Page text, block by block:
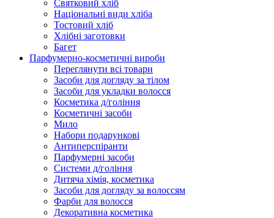
Святковий хліб
Національні види хліба
Тостовий хліб
Хлібні заготовки
Багет
Парфумерно-косметичні вироби
Переглянути всі товари
Засоби для догляду за тілом
Засоби для укладки волосся
Косметика д/гоління
Косметичні засоби
Мило
Набори подарункові
Антиперспіранти
Парфумерні засоби
Системи д/гоління
Дитяча хімія, косметика
Засоби для догляду за волоссям
Фарби для волосся
Декоративна косметика